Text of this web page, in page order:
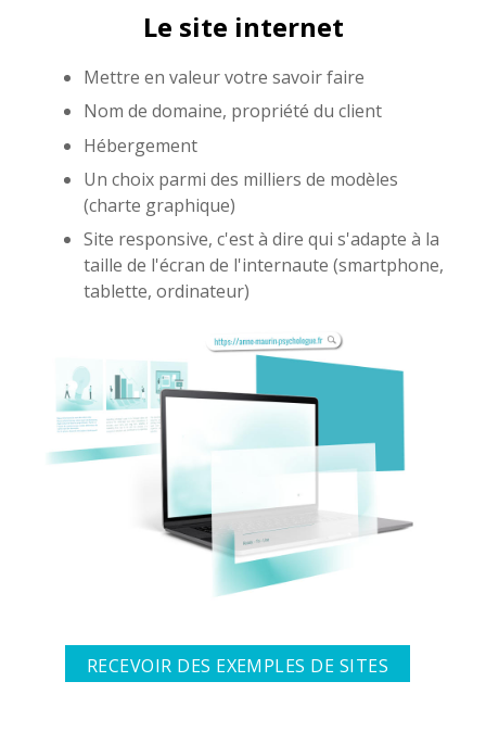
Le site internet
Mettre en valeur votre savoir faire
Nom de domaine, propriété du client
Hébergement
Un choix parmi des milliers de modèles
(charte graphique)
Site responsive, c'est à dire qui s'adapte à la
taille de l'écran de l'internaute (smartphone,
tablette, ordinateur)
RECEVOIR DES EXEMPLES DE SITES